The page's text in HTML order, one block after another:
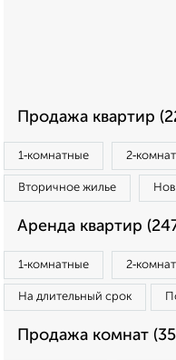
Продажа квартир
1‑комнатные
Вторичное жилье
Аренда квартир
1‑комнатные
На длительный срок
Продажа комнат